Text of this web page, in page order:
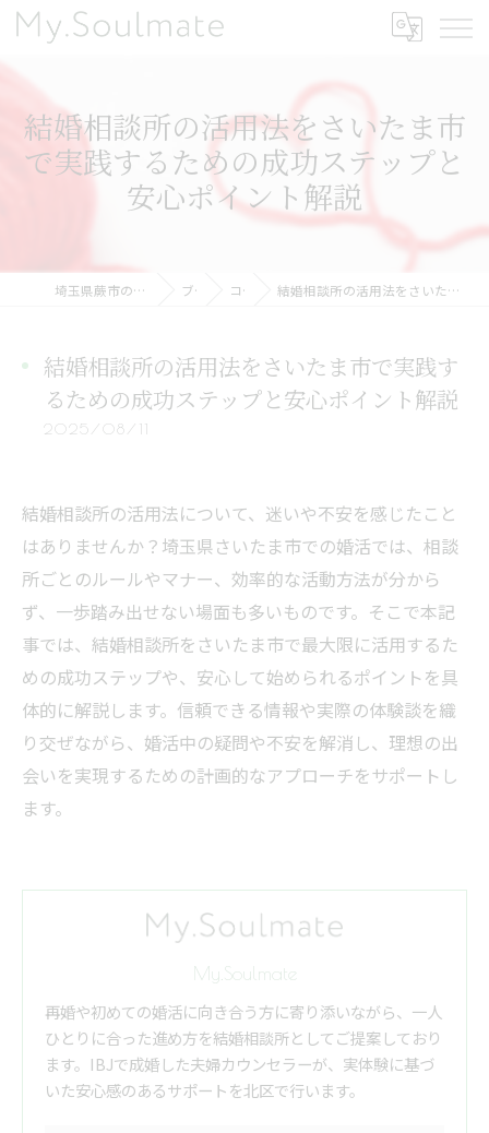
結婚相談所の活用法をさいたま市
で実践するための成功ステップと
安心ポイント解説
埼玉県蕨市の結婚相談所ならMy.Soulmate ブログ コラム 結婚相談所の活用法をさいたま市で実践するための成功ステップと安心ポイント解説
結婚相談所の活用法をさいたま市で実践す
るための成功ステップと安心ポイント解説
2025/08/11
結婚相談所の活用法について、迷いや不安を感じたこと
はありませんか？埼玉県さいたま市での婚活では、相談
所ごとのルールやマナー、効率的な活動方法が分から
ず、一歩踏み出せない場面も多いものです。そこで本記
事では、結婚相談所をさいたま市で最大限に活用するた
めの成功ステップや、安心して始められるポイントを具
体的に解説します。信頼できる情報や実際の体験談を織
り交ぜながら、婚活中の疑問や不安を解消し、理想の出
会いを実現するための計画的なアプローチをサポートし
ます。
My.Soulmate
再婚や初めての婚活に向き合う方に寄り添いながら、一人
ひとりに合った進め方を結婚相談所としてご提案しており
ます。IBJで成婚した夫婦カウンセラーが、実体験に基づ
いた安心感のあるサポートを北区で行います。